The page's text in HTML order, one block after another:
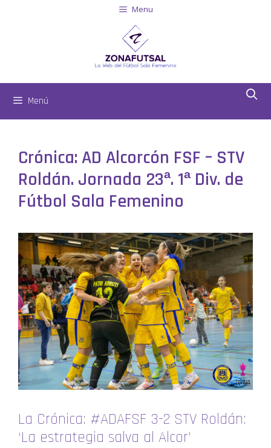
Menu
Menú
Crónica: AD Alcorcón FSF – STV
Roldán. Jornada 23ª. 1ª Div. de
Fútbol Sala Femenino
La Crónica: #ADAFSF 3-2 STV Roldán:
‘La estrategia salva al Alcor’